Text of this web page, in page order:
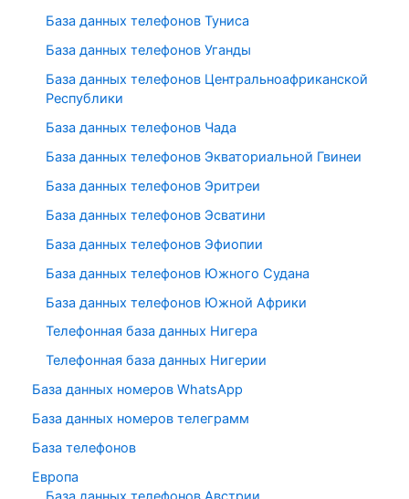
База данных телефонов Туниса
База данных телефонов Уганды
База данных телефонов Центральноафриканской
Республики
База данных телефонов Чада
База данных телефонов Экваториальной Гвинеи
База данных телефонов Эритреи
База данных телефонов Эсватини
База данных телефонов Эфиопии
База данных телефонов Южного Судана
База данных телефонов Южной Африки
Телефонная база данных Нигера
Телефонная база данных Нигерии
База данных номеров WhatsApp
База данных номеров телеграмм
База телефонов
Европа